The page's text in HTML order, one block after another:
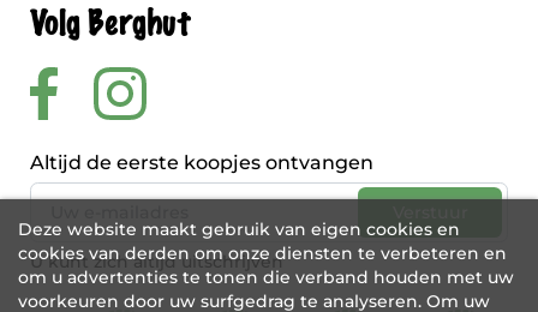
Volg Berghut
Altijd de eerste koopjes ontvangen
U kunt zich altijd uitschrijven
Deze website maakt gebruik van eigen cookies en
cookies van derden om onze diensten te verbeteren en
om u advertenties te tonen die verband houden met uw
voorkeuren door uw surfgedrag te analyseren. Om uw